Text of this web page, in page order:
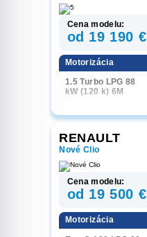
Cena modelu:
od 19 190 €
Motorizácia
1.5 Turbo LPG 88
kW (120 k) 6M
RENAULT
Nové Clio
Cena modelu:
od 19 500 €
Motorizácia